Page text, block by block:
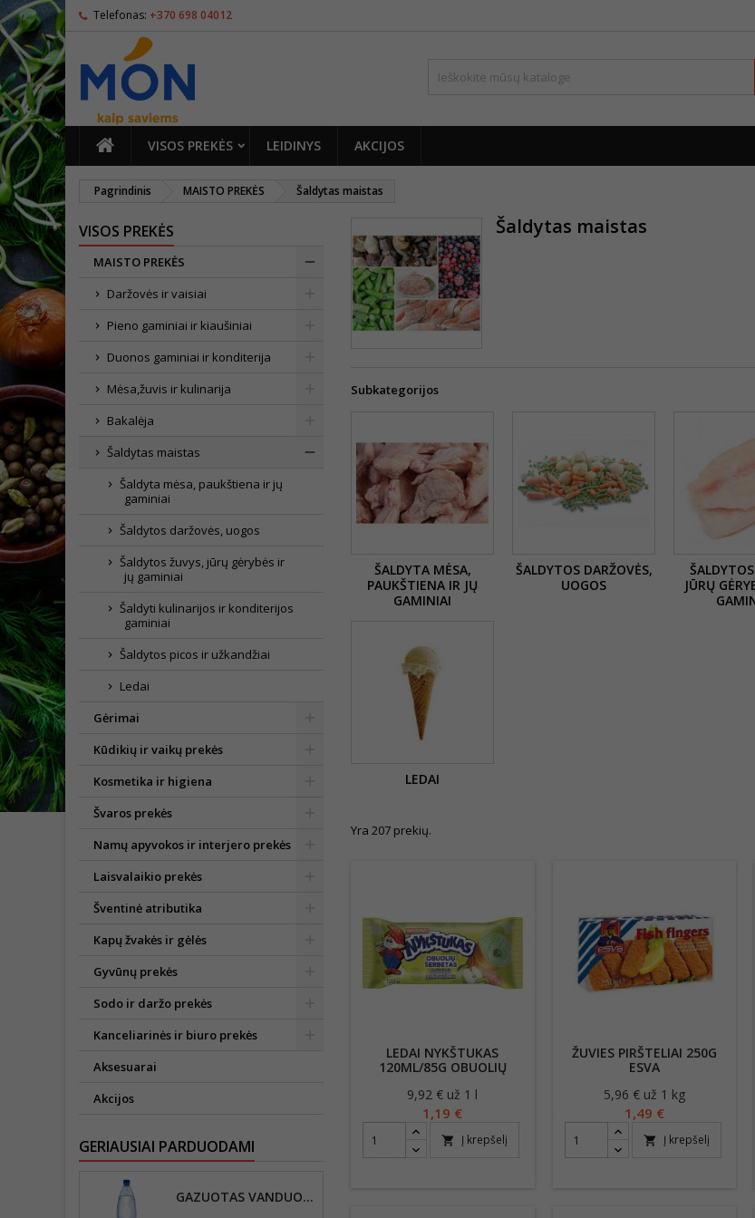
Telefonas: +370 698 04012
PAGRINDINIS
VISOS PREKĖS LEIDINYS AKCIJOS
Pagrindinis MAISTO PREKĖS Šaldytas maistas
VISOS PREKĖS
MAISTO PREKĖS
Daržovės ir vaisiai
Pieno gaminiai ir kiaušiniai
Duonos gaminiai ir konditerija
Mėsa,žuvis ir kulinarija
Bakalėja
Šaldytas maistas
Šaldyta mėsa, paukštiena ir jų
gaminiai
Šaldytos daržovės, uogos
Šaldytos žuvys, jūrų gėrybės ir
jų gaminiai
Šaldyti kulinarijos ir konditerijos
gaminiai
Šaldytos picos ir užkandžiai
Ledai
Gėrimai
Kūdikių ir vaikų prekės
Kosmetika ir higiena
Švaros prekės
Namų apyvokos ir interjero prekės
Laisvalaikio prekės
Šventinė atributika
Kapų žvakės ir gėlės
Gyvūnų prekės
Sodo ir daržo prekės
Kanceliarinės ir biuro prekės
Aksesuarai
Akcijos
GERIAUSIAI PARDUODAMI
GAZUOTAS VANDUO VYTAUTAS, 1,5L
Šaldytas maistas
Subkategorijos
ŠALDYTA MĖSA,
PAUKŠTIENA IR JŲ
GAMINIAI
ŠALDYTOS DARŽOVĖS,
UOGOS
JŪRŲ
LEDAI
Yra 207 prekių.
LEDAI NYKŠTUKAS
120ML/85G OBUOLIŲ
GVAJAVŲ ĮDARU
Kaina
9,92 € už 1 l
1,19 €
shopping_cart Į krepšelį
ŽUVIES PIRŠTELIAI 250G
ESVA
Kaina
5,96 € už 1 kg
1,49 €
shopping_cart Į krepšelį